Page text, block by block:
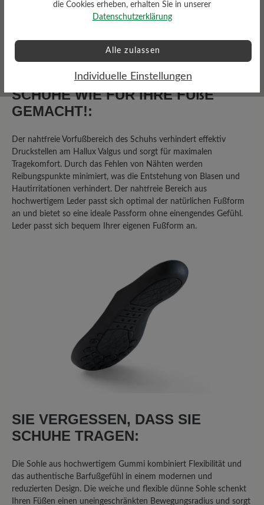
Teilen Sie Ihre Erfahrungen mit anderen
mit anderen.
SCHUHE WIE FÜR IHRE FÜßE
GEMACHT!:
Der nahtfreie Vorfußbereich des Schuhs verhindert effektiv
Druckstellen am Hallux Valgus und sorgt für maximalen
Tragekomfort. Durch das Fehlen von Nähten werden
Reibungspunkte minimiert, was die Entstehung von Blasen und
Hautirritationen verhindert. Der nahtfreie Bereich aus
hochwertigem Leder passt sich optimal der natürlichen Fußform
an und bietet so eine ideale Passform ohne einengendes Gefühl.
Leder passt sich bequem Ihrer eigenen Fußform an.
SIE VERGESSEN, DASS SIE
SCHUHE TRAGEN:
Die Sohle aus hochwertigem Gummi kombiniert Flexibilität und
das authentische Barfußgefühl in einem modernen und
reduzierten Design. Die weiche und flexible dünne Sohle schenkt
Ihren Füßen einen uneingeschränkten Bewegungsradius und sorgt
die Cookies erheben, erhalten Sie in unserer
Datenschutzerklärung
Alle zulassen
Individuelle Einstellungen